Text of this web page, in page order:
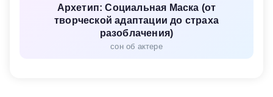
Архетип: Социальная Маска (от
творческой адаптации до страха
разоблачения)
сон об актере